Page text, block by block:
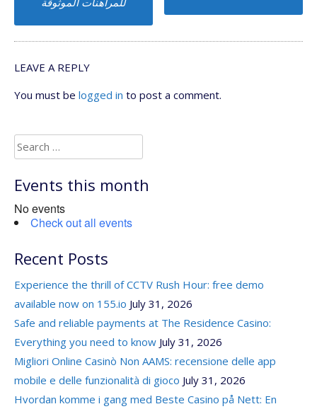
LEAVE A REPLY
You must be logged in to post a comment.
Search
for:
Events this month
No events
Check out all events
Recent Posts
Experience the thrill of CCTV Rush Hour: free demo
available now on 155.io July 31, 2026
Safe and reliable payments at The Residence Casino:
Everything you need to know July 31, 2026
Migliori Online Casinò Non AAMS: recensione delle app
mobile e delle funzionalità di gioco July 31, 2026
Hvordan komme i gang med Beste Casino på Nett: En